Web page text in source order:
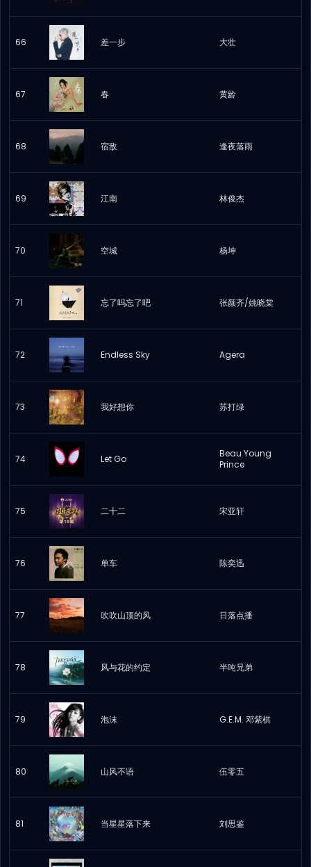
66 差一步 大壮
67 春 黄龄
68 宿敌 逢夜落雨
69 江南 林俊杰
70 空城 杨坤
71 忘了吗忘了吧 张颜齐/姚晓棠
72 Endless Sky Agera
73 我好想你 苏打绿
74 Let Go
Beau Young
Prince
75 二十二 宋亚轩
76 单车 陈奕迅
77 吹吹山顶的风 日落点播
78 风与花的约定 半吨兄弟
79 泡沫 G.E.M. 邓紫棋
80 山风不语 伍零五
81 当星星落下来 刘思鉴